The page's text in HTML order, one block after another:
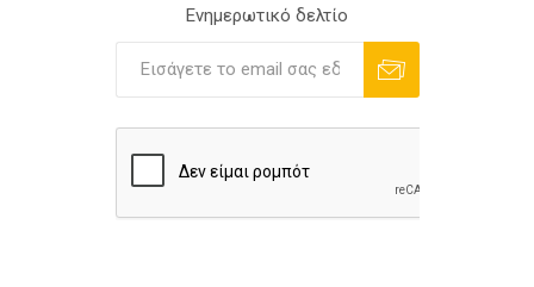
Ενημερωτικό δελτίο